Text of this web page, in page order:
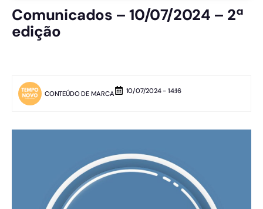
Comunicados – 10/07/2024 – 2ª
edição
CONTEÚDO DE MARCA 10/07/2024 - 14:16